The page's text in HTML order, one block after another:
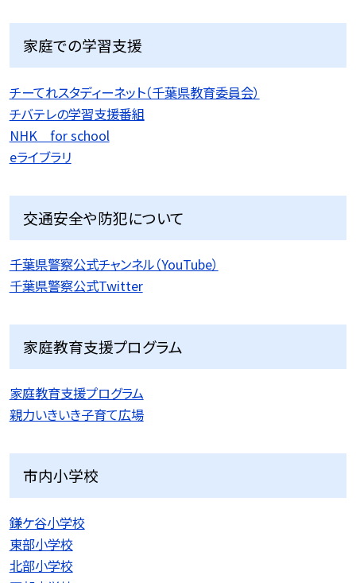
家庭での学習支援
チーてれスタディーネット（千葉県教育委員会）
チバテレの学習支援番組
NHK for school
eライブラリ
交通安全や防犯について
千葉県警察公式チャンネル（YouTube）
千葉県警察公式Twitter
家庭教育支援プログラム
家庭教育支援プログラム
親力いきいき子育て広場
市内小学校
鎌ケ谷小学校
東部小学校
北部小学校